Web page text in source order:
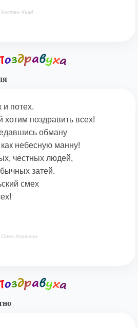
КавА
и потех.
хотим поздравить всех!
обману
небесную манну!
честных людей,
затей.
смех
Корюкин